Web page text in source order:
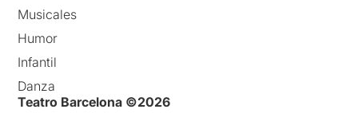
Musicales
Humor
Infantil
Danza
Teatro Barcelona ©2026